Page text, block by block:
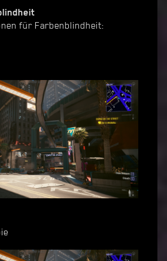
für Farbenblindheit: